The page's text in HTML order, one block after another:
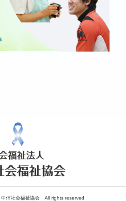
信社会福祉協会 All rights reserved.